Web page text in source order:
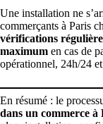
Une installation ne
commerçants à Paris
vérifications
maximum en cas de
opérationnel, 24h/24
En résumé : le
dans un commerce à